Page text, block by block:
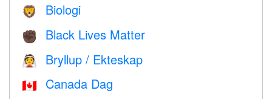
🦁 Biologi
✊🏿 Black Lives Matter
👰 Bryllup / Ekteskap
🇨🇦 Canada Dag